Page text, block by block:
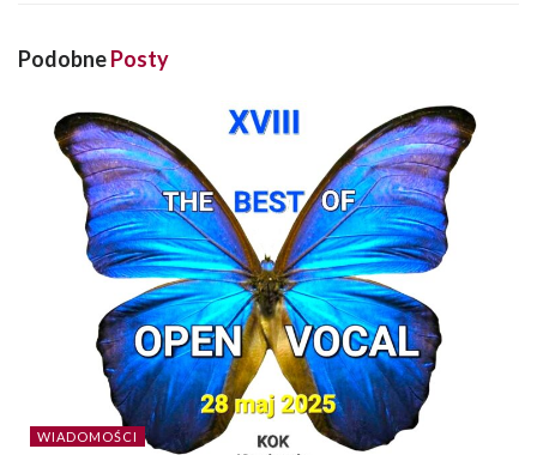
PodobnePosty
WIADOMOŚCI